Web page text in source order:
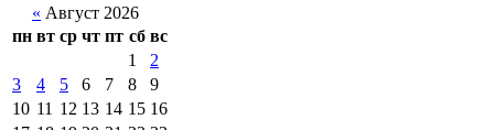
« Август 2026
пн вт ср чт пт сб вс
1
2
3
4 5 6 7 8
9
10 11 12 13 14 15 16